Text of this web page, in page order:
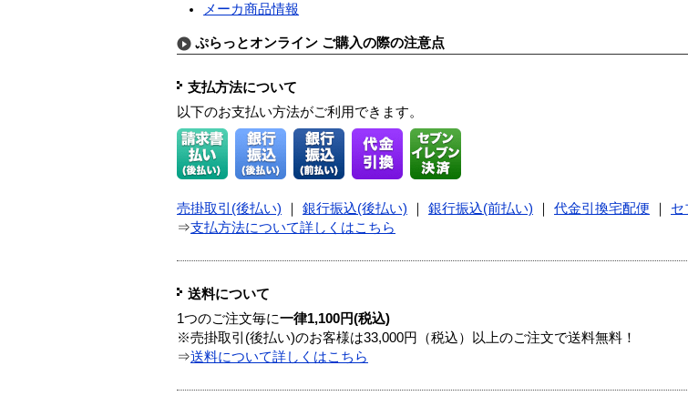
メーカ商品情報
ぷらっとオンライン ご購入の際の注意点
支払方法について
以下のお支払い方法がご利用できます。
売掛取引(後払い) 銀行振込(後払い) 銀行振込(前払い) 代金引換宅配便
セ
⇒支払方法について詳しくはこちら
送料について
1つのご注文毎に一律1,100円(税込)
※売掛取引(後払い)のお客様は33,000円（税込）以上のご注文で送料無料！
⇒送料について詳しくはこちら